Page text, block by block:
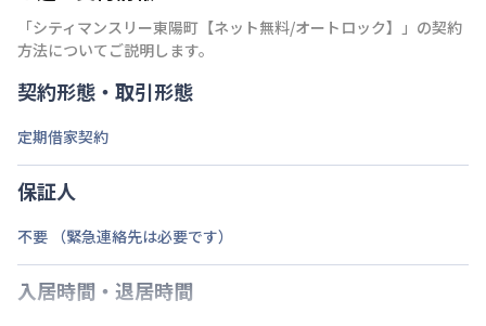
「シティマンスリー東陽町【ネット無料/オートロック】
」の契約
方法についてご説明します。
契約形態・取引形態
定期借家契約
保証人
不要 （緊急連絡先は必要です）
入居時間・退居時間